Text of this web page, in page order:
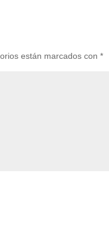
están marcados con*